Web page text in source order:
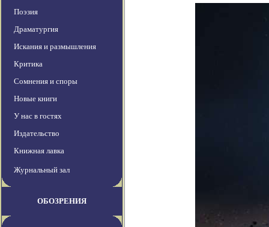
Поэзия
Драматургия
Искания и размышления
Критика
Сомнения и споры
Новые книги
У нас в гостях
Издательство
Книжная лавка
Журнальный зал
ОБОЗРЕНИЯ